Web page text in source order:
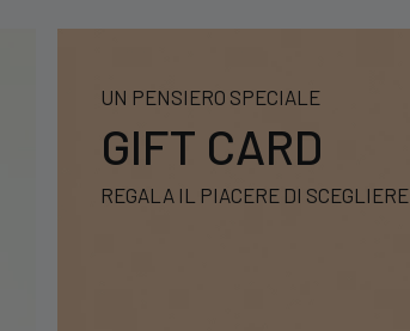
UN PENSIERO SPECIALE
GIFT CARD
REGALA IL PIACERE DI SCEGLIERE